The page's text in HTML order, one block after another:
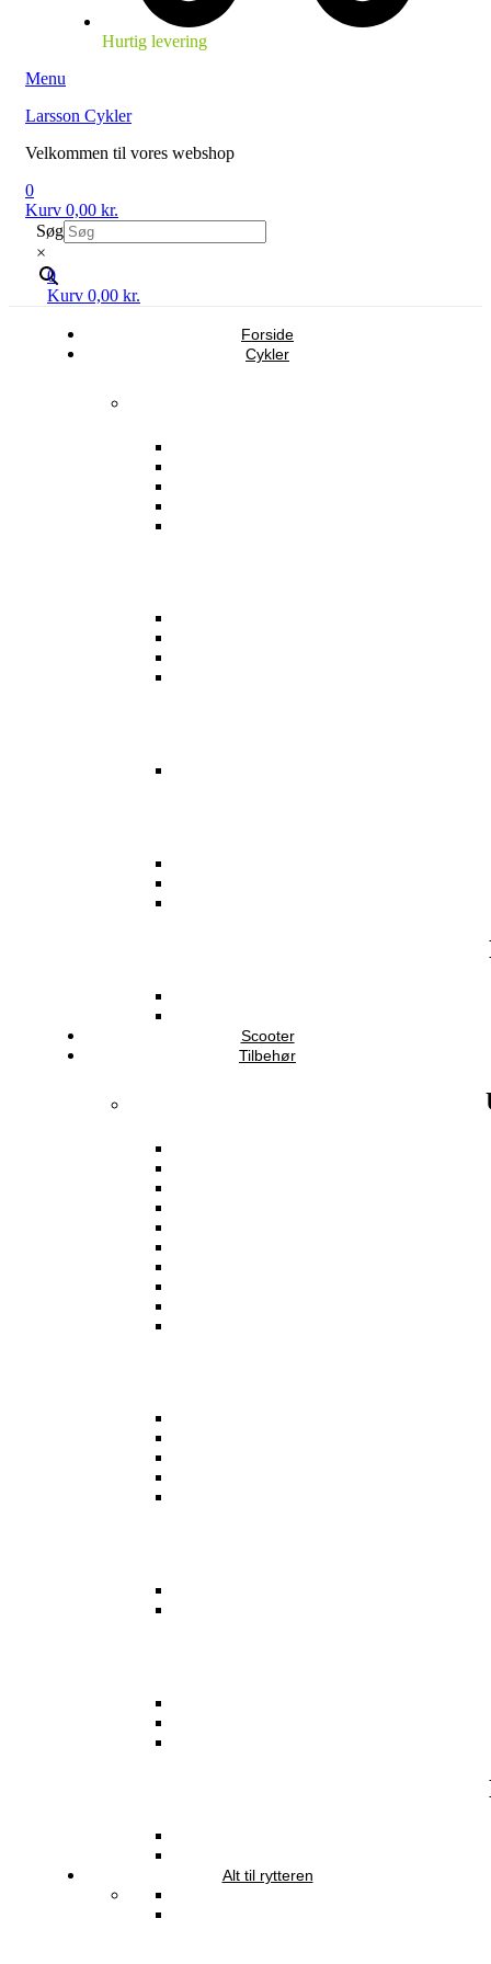
Hurtig levering
Menu
Larsson Cykler
Velkommen til vores webshop
0
Kurv 0,00 kr.
Søg
×
0
Kurv 0,00 kr.
Forside
Cykler
Scooter
Tilbehør
Alt til rytteren